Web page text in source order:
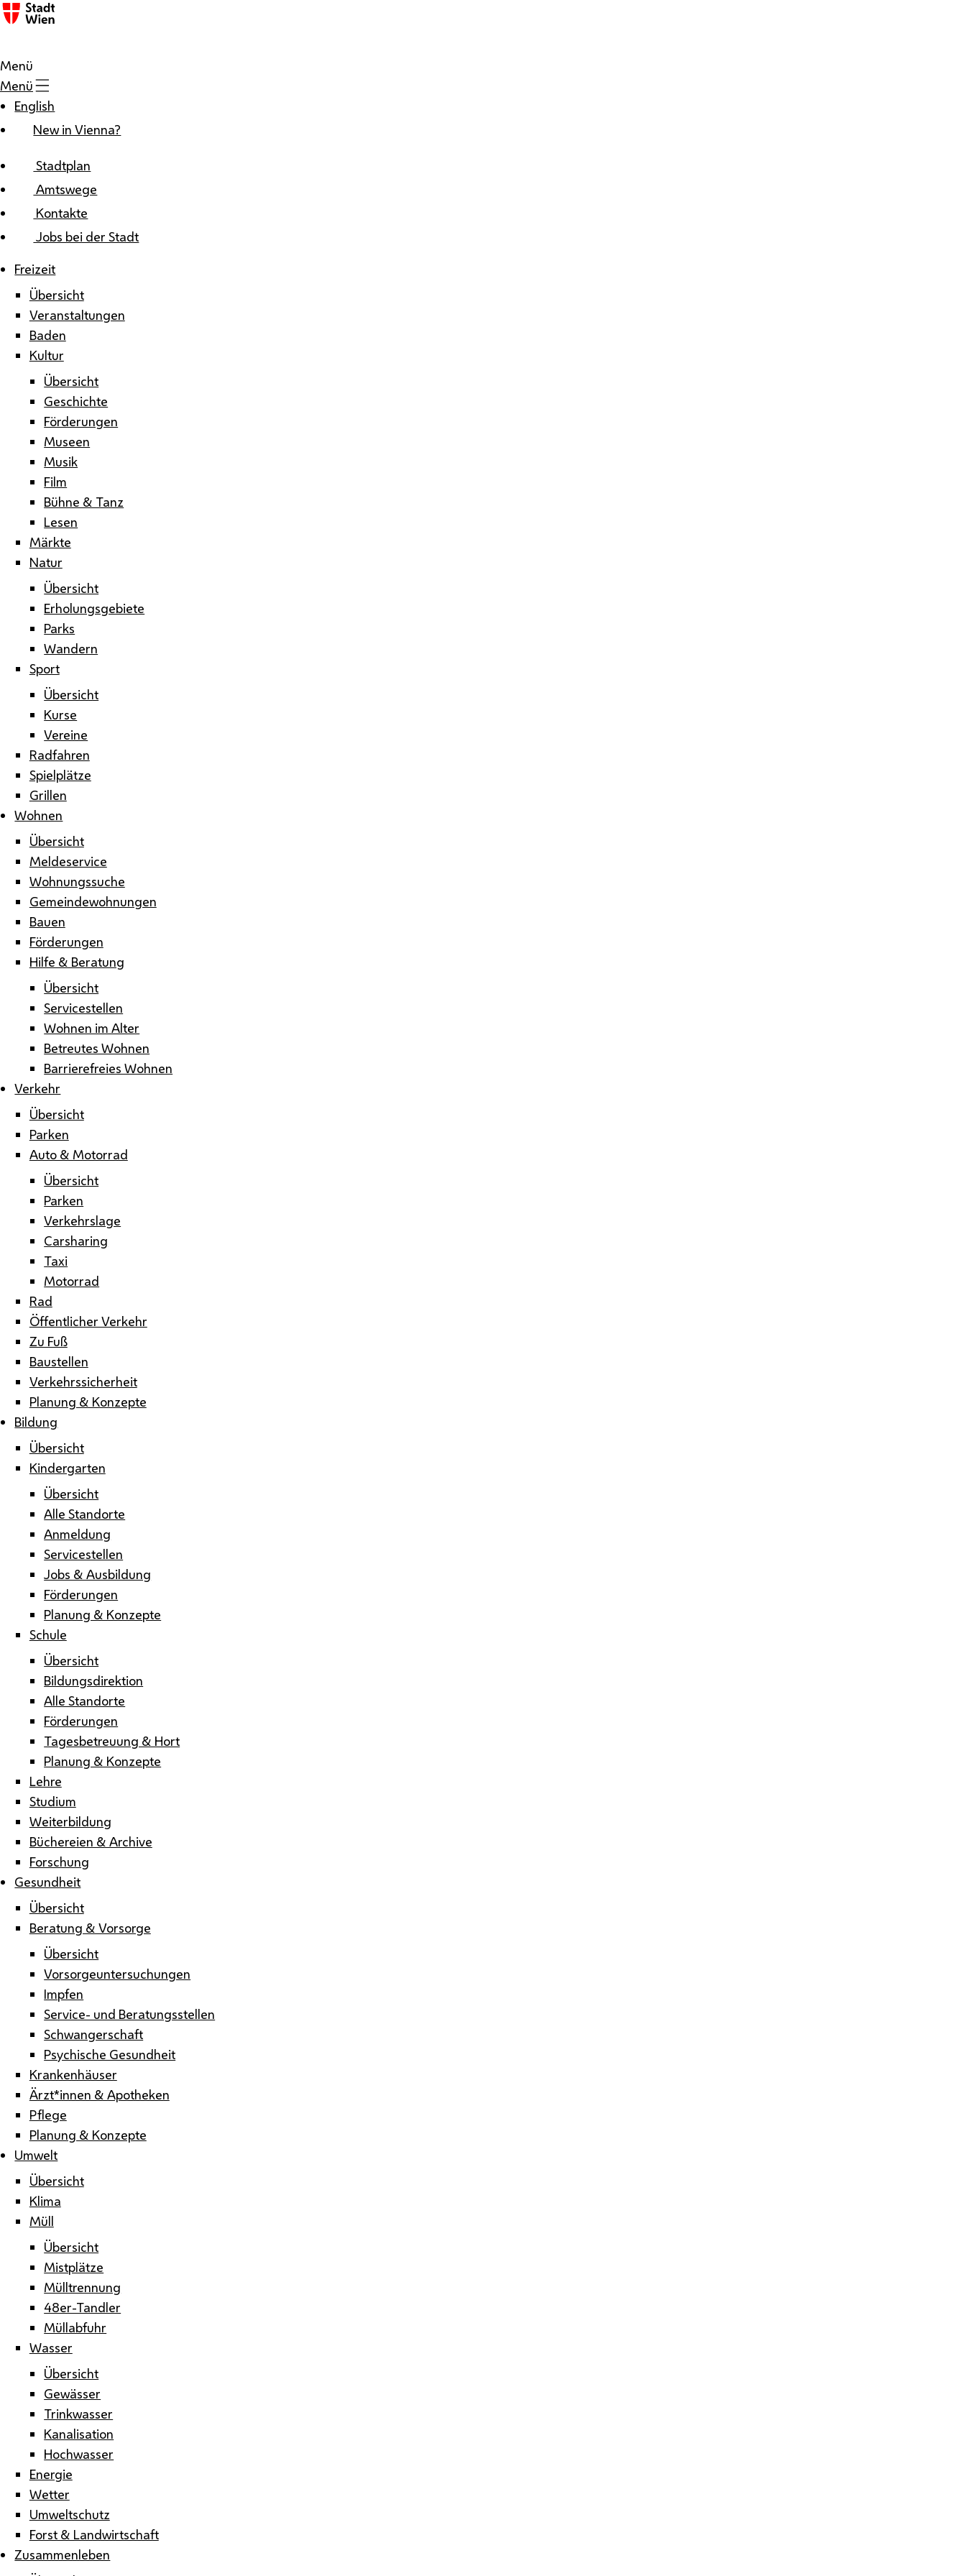
Zum Inhalt
Menü
Menü
English
New in Vienna?
Stadtplan
Amtswege
Kontakte
Jobs bei der Stadt
Freizeit
Übersicht
Veranstaltungen
Baden
Kultur
Übersicht
Geschichte
Förderungen
Museen
Musik
Film
Bühne & Tanz
Lesen
Märkte
Natur
Übersicht
Erholungsgebiete
Parks
Wandern
Sport
Übersicht
Kurse
Vereine
Radfahren
Spielplätze
Grillen
Wohnen
Übersicht
Meldeservice
Wohnungssuche
Gemeindewohnungen
Bauen
Förderungen
Hilfe & Beratung
Übersicht
Servicestellen
Wohnen im Alter
Betreutes Wohnen
Barrierefreies Wohnen
Verkehr
Übersicht
Parken
Auto & Motorrad
Übersicht
Parken
Verkehrslage
Carsharing
Taxi
Motorrad
Rad
Öffentlicher Verkehr
Zu Fuß
Baustellen
Verkehrssicherheit
Planung & Konzepte
Bildung
Übersicht
Kindergarten
Übersicht
Alle Standorte
Anmeldung
Servicestellen
Jobs & Ausbildung
Förderungen
Planung & Konzepte
Schule
Übersicht
Bildungsdirektion
Alle Standorte
Förderungen
Tagesbetreuung & Hort
Planung & Konzepte
Lehre
Studium
Weiterbildung
Büchereien & Archive
Forschung
Gesundheit
Übersicht
Beratung & Vorsorge
Übersicht
Vorsorgeuntersuchungen
Impfen
Service- und Beratungsstellen
Schwangerschaft
Psychische Gesundheit
Krankenhäuser
Ärzt*innen & Apotheken
Pflege
Planung & Konzepte
Umwelt
Übersicht
Klima
Müll
Übersicht
Mistplätze
Mülltrennung
48er-Tandler
Müllabfuhr
Wasser
Übersicht
Gewässer
Trinkwasser
Kanalisation
Hochwasser
Energie
Wetter
Umweltschutz
Forst & Landwirtschaft
Zusammenleben